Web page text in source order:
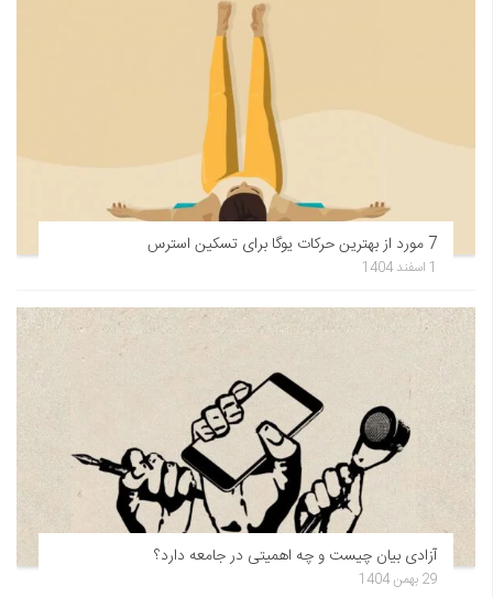
7 مورد از بهترین حرکات یوگا برای تسکین استرس
1 اسفند 1404
آزادی بیان چیست و چه اهمیتی در جامعه دارد؟
29 بهمن 1404